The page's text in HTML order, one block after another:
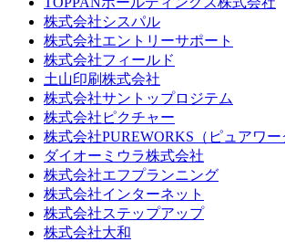
株式会社シスパル
株式会社エントリーサポート
株式会社フィールド
土山印刷株式会社
株式会社サントップロジテム
株式会社ピクチャー
株式会社PUREWORKS（ピュアワー
ダイオーミウラ株式会社
株式会社エフプランニング
株式会社インターネット
株式会社ステップアップ
株式会社大和